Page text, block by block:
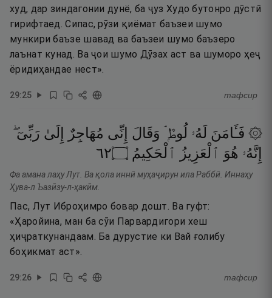
худ, дар зиндагонии дунё, ба ҷуз Худо бутонро дӯстӣ
гирифтаед. Сипас, рӯзи қиёмат баъзеи шумо
мункири баъзе шавад ва баъзеи шумо баъзеро
лаънат кунад. Ва ҷои шумо Дӯзах аст ва шуморо ҳеҷ
ёридиҳандае нест».
29:25 тафсир
۞ فَـَٔامَنَ لَهُۥ لُوطٌۭ ۘ وَقَالَ إِنِّى مُهَاجِرٌ إِلَىٰ رَبِّىٓ ۖ
إِنَّهُۥ هُوَ ٱلْعَزِيزُ ٱلْحَكِيمُ ۝٢٦
Фа амана лаҳу Лут. Ва қола иннӣ муҳаҷирун ила Раббӣ. Иннаҳу
Ҳува-л Ъазӣзу-л-ҳакӣм.
Пас, Лут Иброҳимро бовар дошт. Ва гуфт:
«Ҳаройина, ман ба сӯи Парвардигори хеш
ҳиҷраткунандаам. Ба дурустие ки Вай ғолибу
боҳикмат аст».
29:26 тафсир